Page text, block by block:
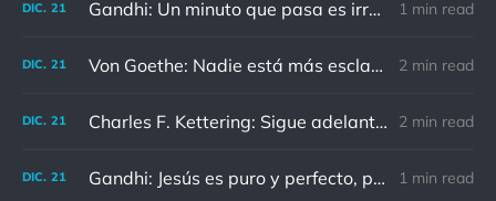
DIC. 21 Gandhi: Un minuto que pasa es irrecuperable. Conociendo esto, ¿cómo podemos malgastar tantas horas? 1 min read
DIC. 21 Von Goethe: Nadie está más esclavizado que aquellos que falsamente creen que son libres. 2 min read
DIC. 21 Charles F. Kettering: Sigue adelante, y es probable que tropieces con algo, tal vez cuando menos lo esperes. Nunca he escuchado hablar de alguien algu 2 min read
DIC. 21 Gandhi: Jesús es puro y perfecto, pero vosotros los cristianos no sois como él. 1 min read